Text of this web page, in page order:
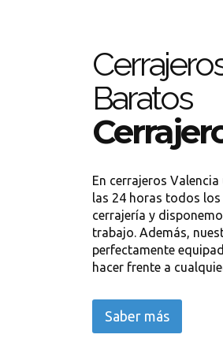
Baratos
En cerrajeros
las 24 horas todos
cerrajería y
trabajo. Además,
perfectamente
hacer frente a
Saber más